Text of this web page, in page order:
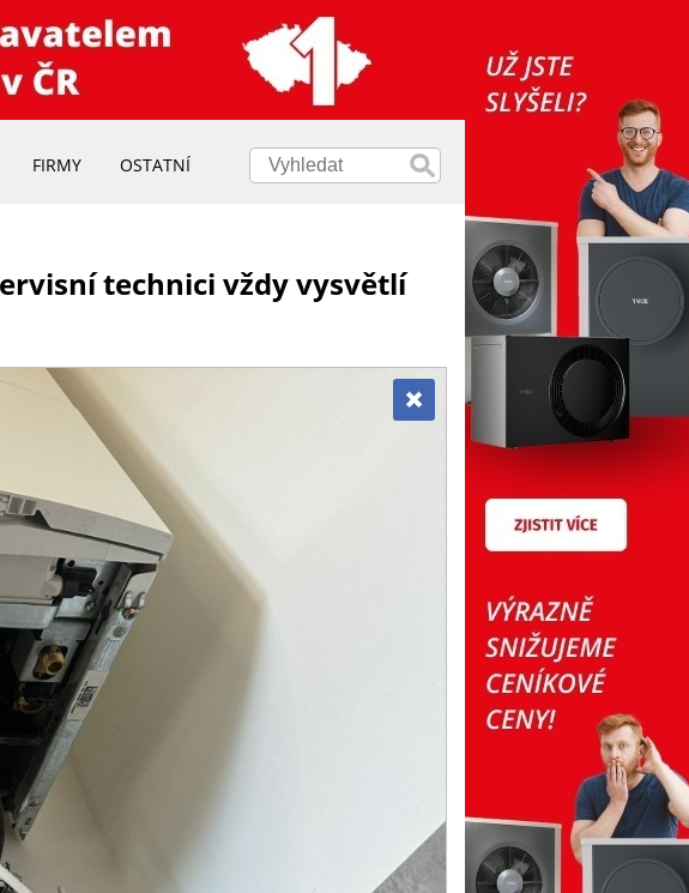
FIRMY OSTATNÍ
technici vždy vysvětlí